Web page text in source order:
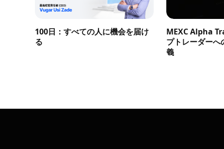
100日：すべての人に機会を届け
る
MEXC Alpha
プトレーダーへ
義